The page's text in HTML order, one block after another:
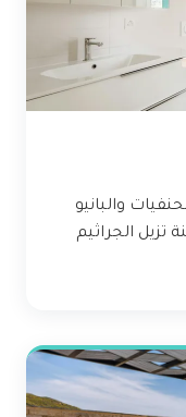
والبانيو
الجراثيم